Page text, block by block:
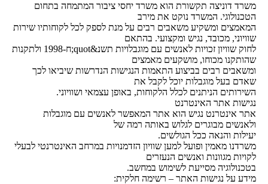
משרד דוניצה תקשורת הוא משרד יחסי ציבור המתמחה בתחום
הטכנולוגי. המשרד נוקט את מירב
המאמצים ומשקיע משאבים רבים על מנת לספק לכל לקוחותיו שירות
שוויוני, מכובד, נגיש ומקצועי. בהתאם
לחוק שוויון זכויות לאנשים עם מוגבלויות תשנ&quot;ח-1998 ולתקנות
שהותקנו מכוחו, מושקעים מאמצים
ומשאבים רבים בביצוע התאמות הנגישות הנדרשות שיביאו לכך
שאדם בעל מוגבלות יוכל לקבל את
השירותים הניתנים לכלל הלקוחות, באופן עצמאי ושוויוני.
נגישות אתר האינטרנט
אתר אינטרנט נגיש הוא אתר המאפשר לאנשים עם מוגבלות
ולאנשים מבוגרים לגלוש באותה רמה של
יעילות והנאה ככל הגולשים.
משרדנו מאמין ופועל למען שוויון הזדמנויות במרחב האינטרנטי לבעלי
לקויות מגוונות ואנשים הנעזרים
בטכנולוגיה מסייעת לשימוש במחשב.
מידע על נגישות האתר – רשימה חלקית: